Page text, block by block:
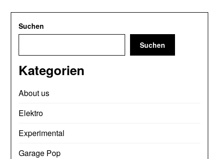
Suchen
Suchen
Kategorien
About us
Elektro
Experimental
Garage Pop